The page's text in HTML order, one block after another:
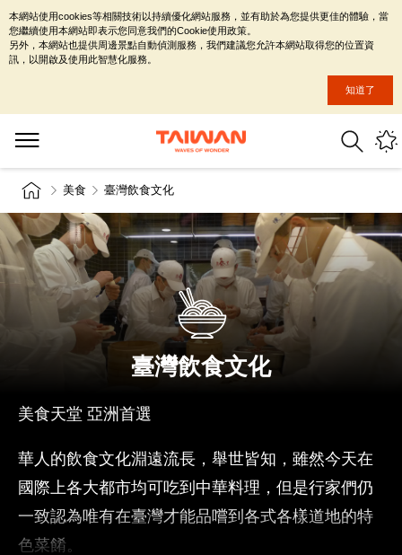
美食 臺灣飲食文化
臺灣飲食文化
美食天堂 亞洲首選
華人的飲食文化淵遠流長，舉世皆知，雖然今天在
國際上各大都市均可吃到中華料理，但是行家們仍
一致認為唯有在臺灣才能品嚐到各式各樣道地的特
色菜餚。
本網站使用cookies等相關技術以持續優化網站服務，並有助於為您提供更佳的體驗，當
您繼續使用本網站即表示您同意我們的Cookie使用政策。
另外，本網站也提供周邊景點自動偵測服務，我們建議您允許本網站取得您的位置資
訊，以開啟及使用此智慧化服務。
知道了